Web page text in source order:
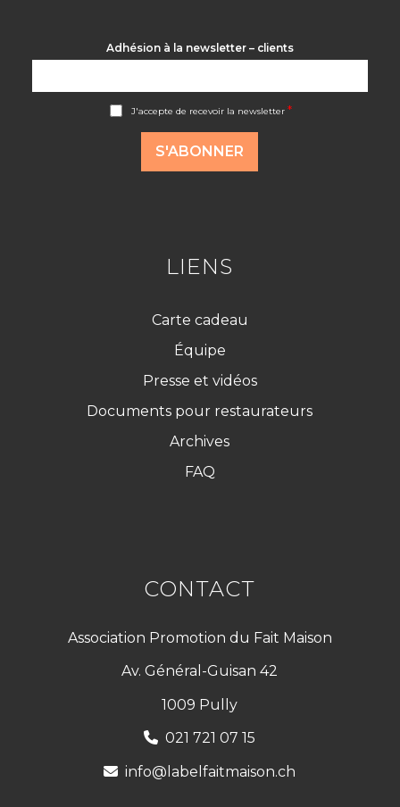
Adhésion à la newsletter – clients
J'accepte de recevoir la newsletter*
S'ABONNER
LIENS
Carte cadeau
Équipe
Presse et vidéos
Documents pour restaurateurs
Archives
FAQ
CONTACT
Association Promotion du Fait Maison
Av. Général-Guisan 42
1009 Pully
021 721 07 15
info@labelfaitmaison.ch